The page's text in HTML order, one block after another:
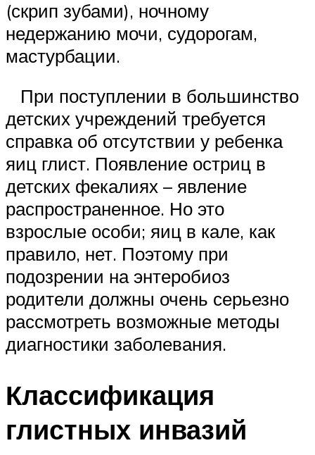
(скрип зубами), ночному
недержанию мочи, судорогам,
мастурбации.
При поступлении в большинство
детских учреждений требуется
справка об отсутствии у ребенка
яиц глист. Появление остриц в
детских фекалиях – явление
распространенное. Но это
взрослые особи; яиц в кале, как
правило, нет. Поэтому при
подозрении на энтеробиоз
родители должны очень серьезно
рассмотреть возможные методы
диагностики заболевания.
Классификация
глистных инвазий